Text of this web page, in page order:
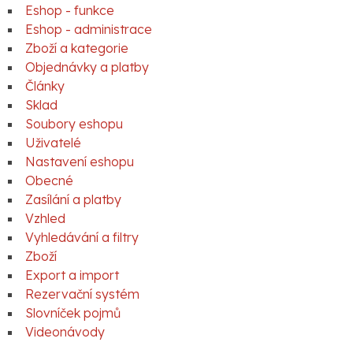
Eshop - funkce
Eshop - administrace
Zboží a kategorie
Objednávky a platby
Články
Sklad
Soubory eshopu
Uživatelé
Nastavení eshopu
Obecné
Zasílání a platby
Vzhled
Vyhledávání a filtry
Zboží
Export a import
Rezervační systém
Slovníček pojmů
Videonávody